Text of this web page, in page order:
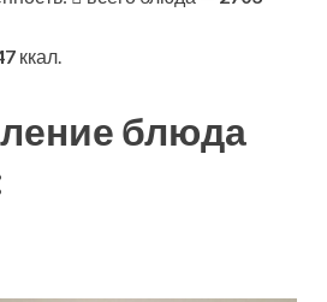
ккал.
блюда